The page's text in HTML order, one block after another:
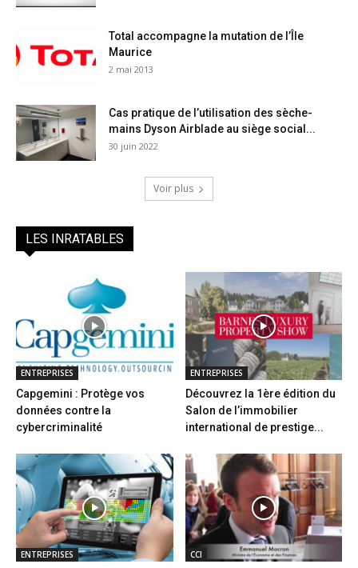
Total accompagne la mutation de l’Île
Maurice
2 mai 2013
Cas pratique de l’utilisation des sèche-
mains Dyson Airblade au siège social...
30 juin 2022
Voir plus
LES INRATABLES
ENTREPRISES
Capgemini : Protège vos
données contre la
cybercriminalité
ENTREPRISES
Découvrez la 1ère édition du
Salon de l’immobilier
international de prestige...
ENTREPRISES CCI